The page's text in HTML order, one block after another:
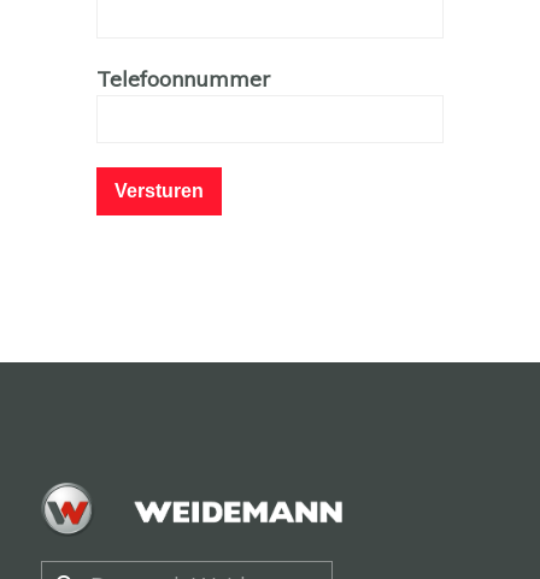
Telefoonnummer
Versturen